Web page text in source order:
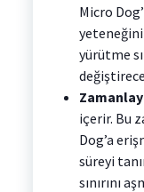
Micro
yürütme
içerir. Bu
Dog’a
süreyi
sınırını